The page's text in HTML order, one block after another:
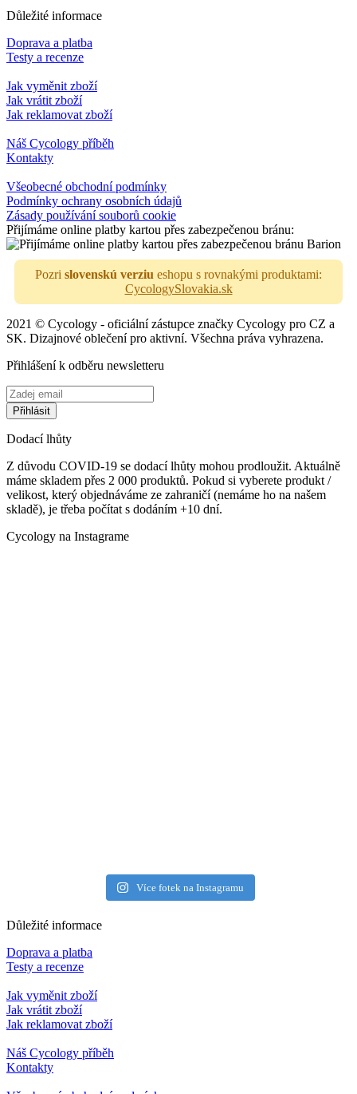
Důležité informace
Doprava a platba
Testy a recenze
Jak vyměnit zboží
Jak vrátit zboží
Jak reklamovat zboží
Náš Cycology příběh
Kontakty
Všeobecné obchodní podmínky
Podmínky ochrany osobních údajů
Zásady používání souborů cookie
Přijímáme online platby kartou přes zabezpečenou bránu:
Pozri slovenskú verziu eshopu s rovnakými produktami:
CycologySlovakia.sk
2021 © Cycology - oficiální zástupce značky Cycology pro CZ a
SK. Dizajnové oblečení pro aktivní. Všechna práva vyhrazena.
Přihlášení k odběru newsletteru
Dodací lhůty
Z důvodu COVID-19 se dodací lhůty mohou prodloužit. Aktuálně
máme skladem přes 2 000 produktů. Pokud si vyberete produkt /
velikost, který objednáváme ze zahraničí (nemáme ho na našem
skladě), je třeba počítat s dodáním +10 dní.
Cycology na Instagrame
Více fotek na Instagramu
Důležité informace
Doprava a platba
Testy a recenze
Jak vyměnit zboží
Jak vrátit zboží
Jak reklamovat zboží
Náš Cycology příběh
Kontakty